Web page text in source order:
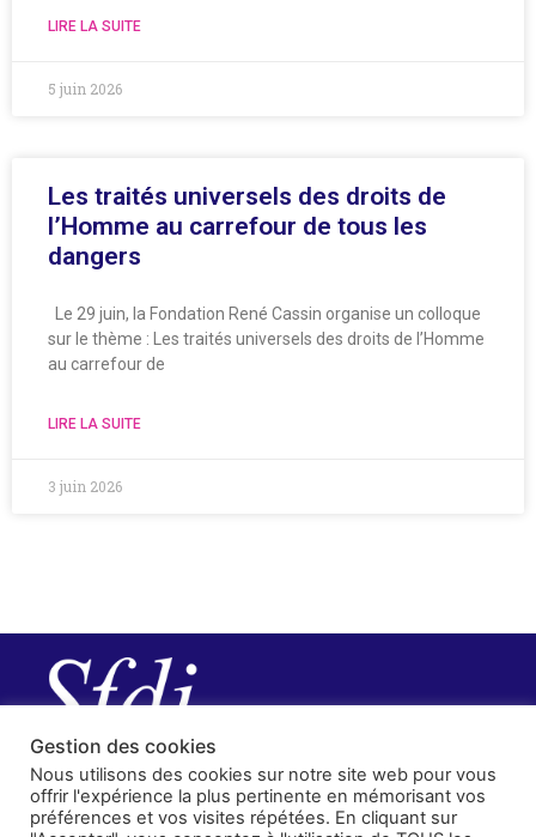
LIRE LA SUITE
5 juin 2026
Les traités universels des droits de
l’Homme au carrefour de tous les
dangers
Le 29 juin, la Fondation René Cassin organise un colloque
sur le thème : Les traités universels des droits de l’Homme
au carrefour de
LIRE LA SUITE
3 juin 2026
Gestion des cookies
Nous utilisons des cookies sur notre site web pour vous
offrir l'expérience la plus pertinente en mémorisant vos
préférences et vos visites répétées. En cliquant sur